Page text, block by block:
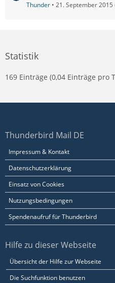
Thunder 21. September 2015
Statistik
169 Einträge (0,04 Einträge pro
Thunderbird Mail DE
Impressum & Kontakt
Datenschutzerklärung
Einsatz von Cookies
Nutzungsbedingungen
Spendenaufruf für Thunderbird
Hilfe zu dieser Webseite
Übersicht der Hilfe zur Webseite
Die Suchfunktion benutzen